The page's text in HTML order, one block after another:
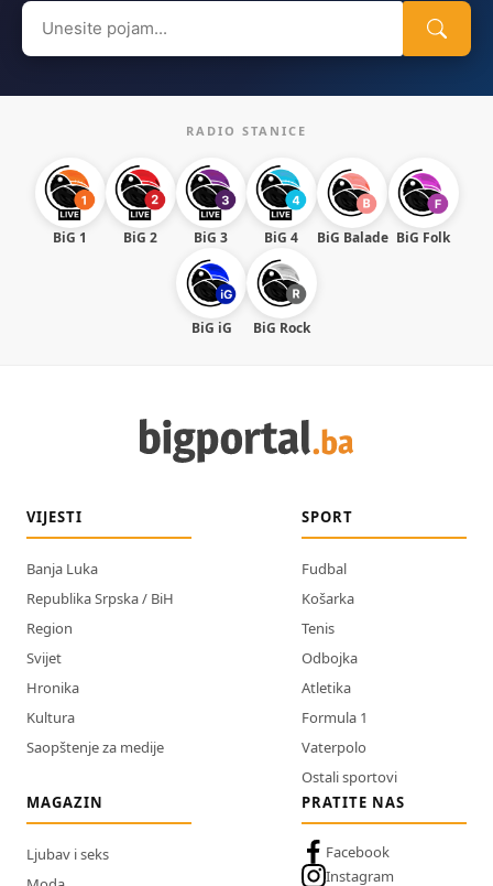
Search
for:
RADIO STANICE
BiG 1 BiG 2 BiG 3 BiG 4 BiG Balade BiG Folk
BiG iG BiG Rock
VIJESTI
Banja Luka
Republika Srpska / BiH
Region
Svijet
Hronika
Kultura
Saopštenje za medije
SPORT
Fudbal
Košarka
Tenis
Odbojka
Atletika
Formula 1
Vaterpolo
Ostali sportovi
MAGAZIN
Ljubav i seks
PRATITE NAS
Facebook
Instagram